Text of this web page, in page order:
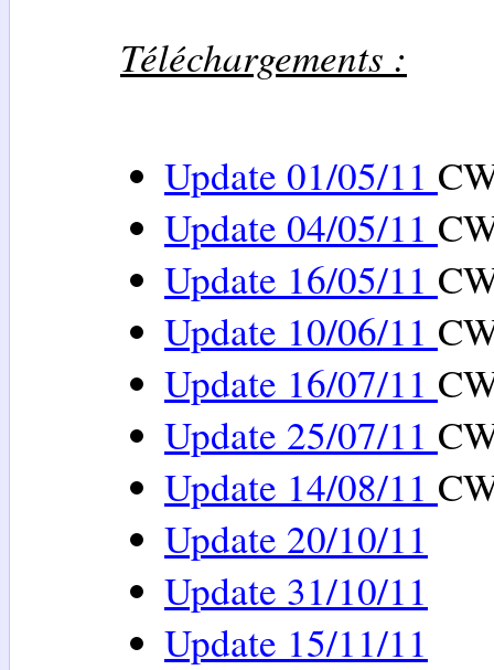
Téléchargements :
Update 01/05/11
Update 04/05/11
Update 16/05/11
Update 10/06/11
Update 16/07/11
Update 25/07/11
Update 14/08/11
Update 20/10/11
Update 31/10/11
Update 15/11/11